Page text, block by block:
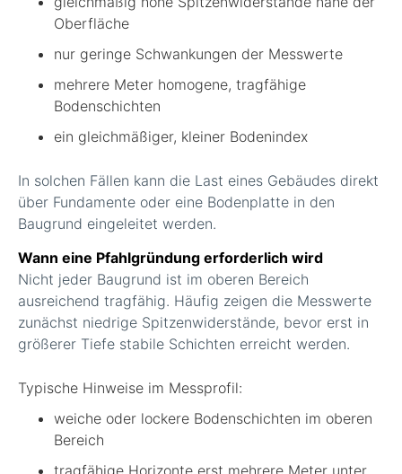
Oberfläche
nur geringe Schwankungen der Messwerte
mehrere Meter homogene, tragfähige
Bodenschichten
ein gleichmäßiger, kleiner Bodenindex
In solchen Fällen kann die Last eines Gebäudes direkt
über Fundamente oder eine Bodenplatte in den
Baugrund eingeleitet werden.
Wann eine Pfahlgründung erforderlich wird
Nicht jeder Baugrund ist im oberen Bereich
ausreichend tragfähig. Häufig zeigen die Messwerte
zunächst niedrige Spitzenwiderstände, bevor erst in
größerer Tiefe stabile Schichten erreicht werden.
Typische Hinweise im Messprofil:
weiche oder lockere Bodenschichten im oberen
Bereich